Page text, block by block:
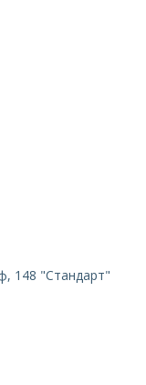
148 "Стандарт"